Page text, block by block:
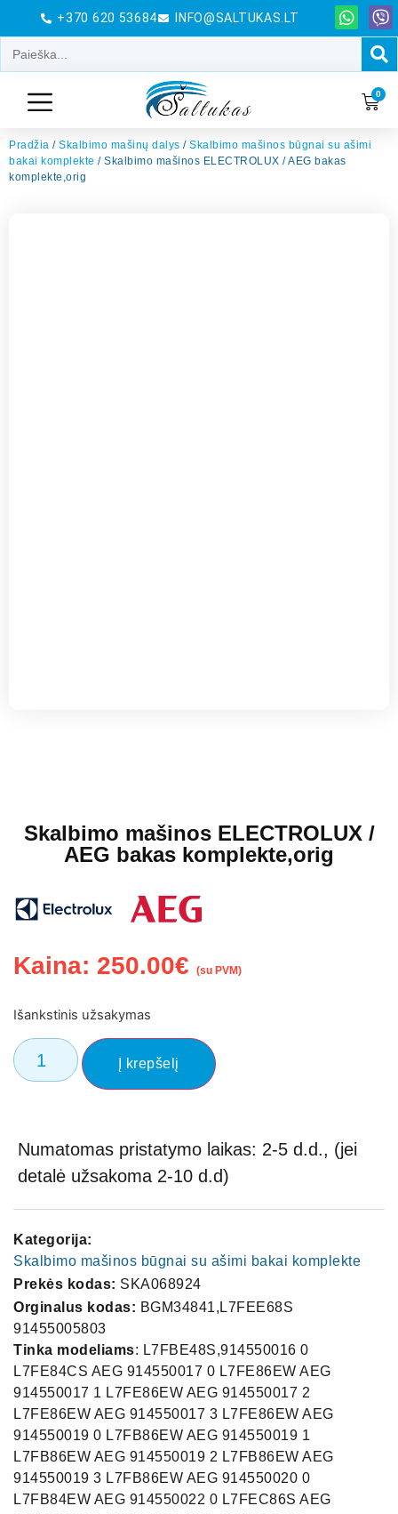
+370 620 53684 INFO@SALTUKAS.LT
0
Pradžia / Skalbimo mašinų dalys / Skalbimo mašinos būgnai su ašimi
bakai komplekte / Skalbimo mašinos ELECTROLUX / AEG bakas
komplekte,orig
Skalbimo mašinos ELECTROLUX /
AEG bakas komplekte,orig
Kaina: 250.00€ (su PVM)
Išankstinis užsakymas
Į krepšelį
Numatomas pristatymo laikas: 2-5 d.d., (jei
detalė užsakoma 2-10 d.d)
Kategorija:
Skalbimo mašinos būgnai su ašimi bakai komplekte
Prekės kodas: SKA068924
Orginalus kodas: BGM34841,L7FEE68S
91455005803
Tinka modeliams: L7FBE48S,914550016 0
L7FE84CS AEG 914550017 0 L7FE86EW AEG
914550017 1 L7FE86EW AEG 914550017 2
L7FE86EW AEG 914550017 3 L7FE86EW AEG
914550019 0 L7FB86EW AEG 914550019 1
L7FB86EW AEG 914550019 2 L7FB86EW AEG
914550019 3 L7FB86EW AEG 914550020 0
L7FB84EW AEG 914550022 0 L7FEC86S AEG